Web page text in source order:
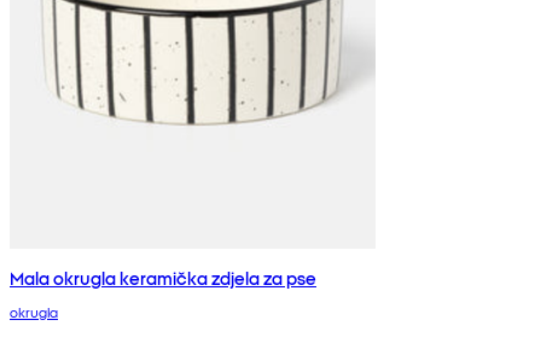
Mala okrugla keramička zdjela za pse
okrugla